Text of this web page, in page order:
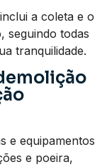
a coleta e o
seguindo todas
tranquilidade.
e equipamentos
e poeira,